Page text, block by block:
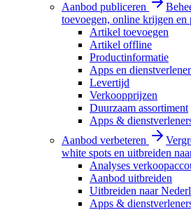
Aanbod publiceren
toevoegen, online krijgen
Artikel toevoegen
Artikel offline
Productinformatie
Apps en
Levertijd
Verkoopprijzen
Duurzaam assortiment
Apps &
Aanbod verbeteren
white spots en uitbreiden
Analyses
Aanbod uitbreiden
Uitbreiden naar
Apps &